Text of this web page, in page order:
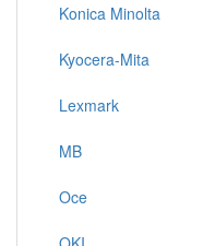
Konica Minolta
Kyocera-Mita
Lexmark
MB
Oce